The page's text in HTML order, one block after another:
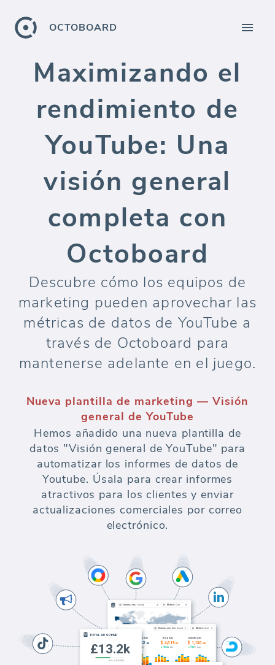
OCTOBOARD
Maximizando el
rendimiento de
YouTube: Una
visión general
completa con
Octoboard
Descubre cómo los equipos de
marketing pueden aprovechar las
métricas de datos de YouTube a
través de Octoboard para
mantenerse adelante en el juego.
Nueva plantilla de marketing — Visión
general de YouTube
Hemos añadido una nueva plantilla de
datos "Visión general de YouTube" para
automatizar los informes de datos de
Youtube. Úsala para crear informes
atractivos para los clientes y enviar
actualizaciones comerciales por correo
electrónico.